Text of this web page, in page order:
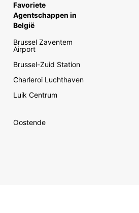
Favoriete
Agentschappen in
België
Brussel Zaventem
Airport
Brussel-Zuid Station
Charleroi Luchthaven
Luik Centrum
Oostende